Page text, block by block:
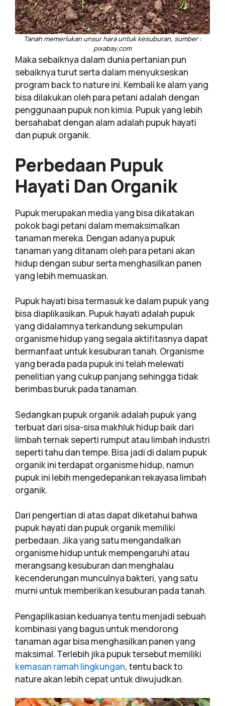
Tanah memerlukan unsur hara untuk kesuburan, sumber :
pixabay.com
Maka sebaiknya dalam dunia pertanian pun
sebaiknya turut serta dalam menyukseskan
program back to nature ini. Kembali ke alam yang
bisa dilakukan oleh para petani adalah dengan
penggunaan pupuk non kimia. Pupuk yang lebih
bersahabat dengan alam adalah pupuk hayati
dan pupuk organik.
Perbedaan Pupuk
Hayati Dan Organik
Pupuk merupakan media yang bisa dikatakan
pokok bagi petani dalam memaksimalkan
tanaman mereka. Dengan adanya pupuk
tanaman yang ditanam oleh para petani akan
hidup dengan subur serta menghasilkan panen
yang lebih memuaskan.
Pupuk hayati bisa termasuk ke dalam pupuk yang
bisa diaplikasikan. Pupuk hayati adalah pupuk
yang didalamnya terkandung sekumpulan
organisme hidup yang segala aktifitasnya dapat
bermanfaat untuk kesuburan tanah. Organisme
yang berada pada pupuk ini telah melewati
penelitian yang cukup panjang sehingga tidak
berimbas buruk pada tanaman.
Sedangkan pupuk organik adalah pupuk yang
terbuat dari sisa-sisa makhluk hidup baik dari
limbah ternak seperti rumput atau limbah industri
seperti tahu dan tempe. Bisa jadi di dalam pupuk
organik ini terdapat organisme hidup, namun
pupuk ini lebih mengedepankan rekayasa limbah
organik.
Dari pengertian di atas dapat diketahui bahwa
pupuk hayati dan pupuk organik memiliki
perbedaan. Jika yang satu mengandalkan
organisme hidup untuk mempengaruhi atau
merangsang kesuburan dan menghalau
kecenderungan munculnya bakteri, yang satu
murni untuk memberikan kesuburan pada tanah.
Pengaplikasian keduanya tentu menjadi sebuah
kombinasi yang bagus untuk mendorong
tanaman agar bisa menghasilkan panen yang
maksimal. Terlebih jika pupuk tersebut memiliki
kemasan ramah lingkungan, tentu back to
nature akan lebih cepat untuk diwujudkan.